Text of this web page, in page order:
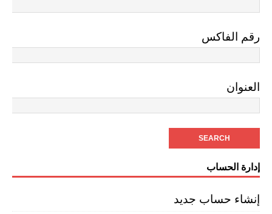
رقم الفاكس
العنوان
إدارة الحساب
إنشاء حساب جديد